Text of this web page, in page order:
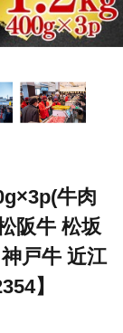
牛肉
阪牛 松坂
戸牛 近江
】